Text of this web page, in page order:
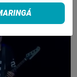
Ler Mais